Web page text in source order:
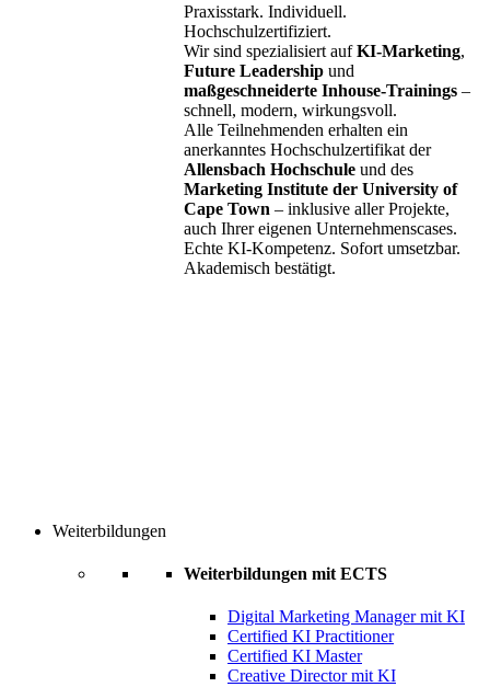
Praxisstark. Individuell.
Hochschulzertifiziert.
Wir sind spezialisiert aufKI-Marketing,
Future Leadership und
maßgeschneiderte Inhouse-Trainings –
schnell, modern, wirkungsvoll.
Alle Teilnehmenden erhalten ein
anerkanntes Hochschulzertifikat der
Allensbach Hochschule und des
Marketing Institute der University of
Cape Town – inklusive aller Projekte,
auch Ihrer eigenen Unternehmenscases.
Echte KI-Kompetenz. Sofort umsetzbar.
Akademisch bestätigt.
Weiterbildungen
Weiterbildungen mit ECTS
Digital Marketing Manager mit KI
Certified KI Practitioner
Certified KI Master
Creative Director mit KI